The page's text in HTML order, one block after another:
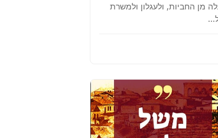
מן החביות, ולעגלון ולמשרת